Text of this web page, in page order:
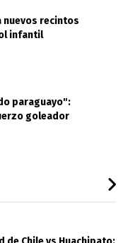
nuevos recintos
infantil
paraguayo":
goleador